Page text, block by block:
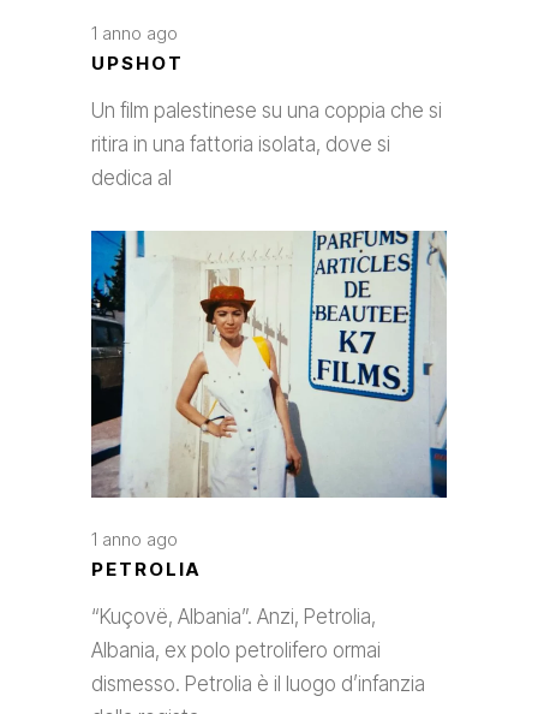
1 anno ago
UPSHOT
Un film palestinese su una coppia che si
ritira in una fattoria isolata, dove si
dedica al
1 anno ago
PETROLIA
“Kuçovë, Albania”. Anzi, Petrolia,
Albania, ex polo petrolifero ormai
dismesso. Petrolia è il luogo d’infanzia